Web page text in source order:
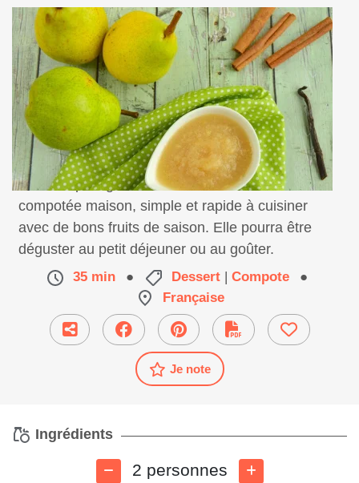
Pour les plus gourmands, voici une idée de
compotée maison, simple et rapide à cuisiner
avec de bons fruits de saison. Elle pourra être
déguster au petit déjeuner ou au goûter.
35 min ● Dessert | Compote
●
Française
Je note
Ingrédients
2 personnes